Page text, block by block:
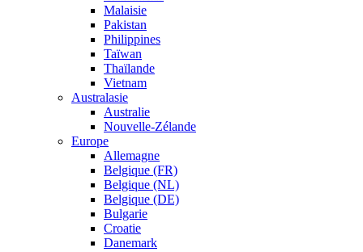
Malaisie
Pakistan
Philippines
Taïwan
Thaïlande
Vietnam
Australasie
Australie
Nouvelle-Zélande
Europe
Allemagne
Belgique (FR)
Belgique (NL)
Belgique (DE)
Bulgarie
Croatie
Danemark